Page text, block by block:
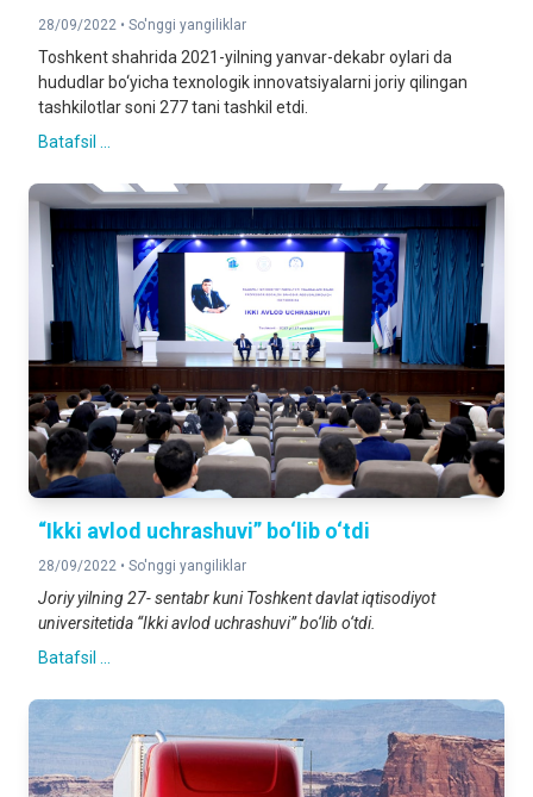
28/09/2022 • So'nggi yangiliklar
Toshkent shahrida 2021-yilning yanvar-dekabr oylari da
hududlar bo‘yicha texnologik innovatsiyalarni joriy qilingan
tashkilotlar soni 277 tani tashkil etdi.
Batafsil ...
“Ikki avlod uchrashuvi” bo‘lib o‘tdi
28/09/2022 • So'nggi yangiliklar
Joriy yilning 27- sentabr kuni Toshkent davlat iqtisodiyot
universitetida “Ikki avlod uchrashuvi” bo‘lib o‘tdi.
Batafsil ...